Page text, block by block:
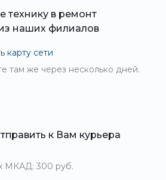
технику в ремонт
наших филиалов
карту сети
там же через несколько дней.
к Вам курьера
МКАД: 300 руб.